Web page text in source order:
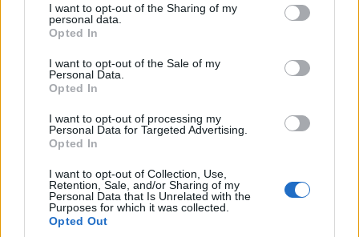
not limited to your visit or usage behaviour. You may click to
grant or deny consent to Google and its third-party tags to
use your data for below specified purposes in below Google
consent section.
I want to opt-out of the Sharing of my
personal data.
Opted In
I want to opt-out of the Sale of my
Personal Data.
Opted In
I want to opt-out of processing my
Personal Data for Targeted Advertising.
Opted In
I want to opt-out of Collection, Use,
Retention, Sale, and/or Sharing of my
Personal Data that Is Unrelated with the
Purposes for which it was collected.
Opted Out